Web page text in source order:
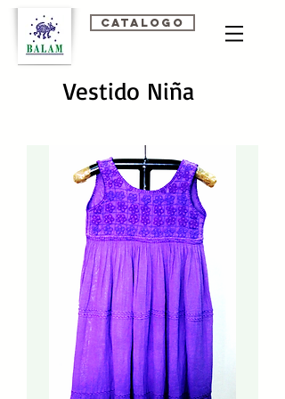
Catalogo
Vestido Niña